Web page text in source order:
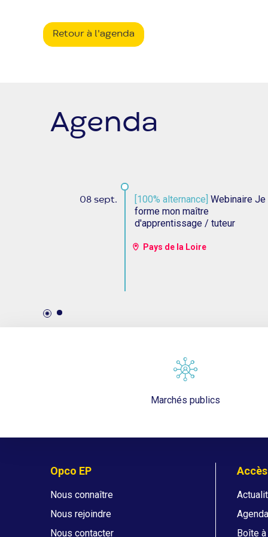
Retour à l'agenda
Agenda
08 sept. [100% alternance] Webinaire Je
forme mon maître
d'apprentissage / tuteur
Pays de la Loire
Marchés publics
Opco EP
Nous connaître
Nous rejoindre
Nous contacter
Agenda
Boîte